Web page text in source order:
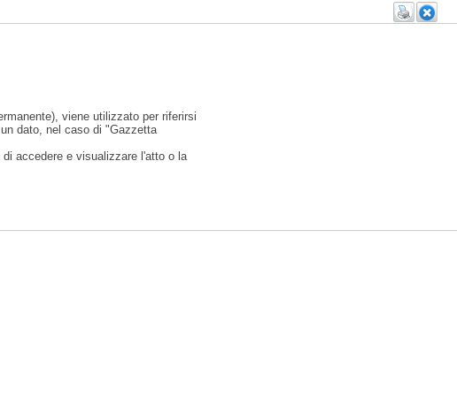
viene utilizzato per riferirsi
dato, nel caso di "Gazzetta
accedere e visualizzare l'atto o la